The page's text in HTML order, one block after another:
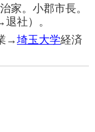
家。小郡市長。
社）。
→埼玉大学経済